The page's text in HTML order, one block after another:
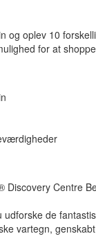
og oplev 10
for at
Discovery Centre
de
vartegn,